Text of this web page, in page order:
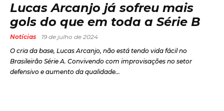
Lucas Arcanjo já sofreu mais
gols do que em toda a Série B
Notícias
19 de julho de 2024
O cria da base, Lucas Arcanjo, não está tendo vida fácil no
Brasileirão Série A. Convivendo com improvisações no setor
defensivo e aumento da qualidade...